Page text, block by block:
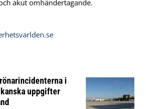
akut omhändertagande.
i
uppgifter